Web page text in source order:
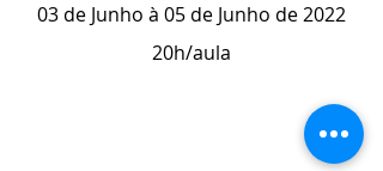
03 de Junho à 05 de Junho de 2022
20h/aula
ESCOLA CASA DE TEATRO
- whatsapp